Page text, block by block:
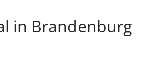
in Brandenburg